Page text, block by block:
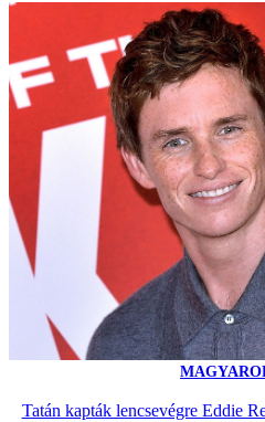
Tatán kapták lencsevégre Eddie